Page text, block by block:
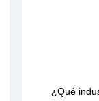
¿Qué